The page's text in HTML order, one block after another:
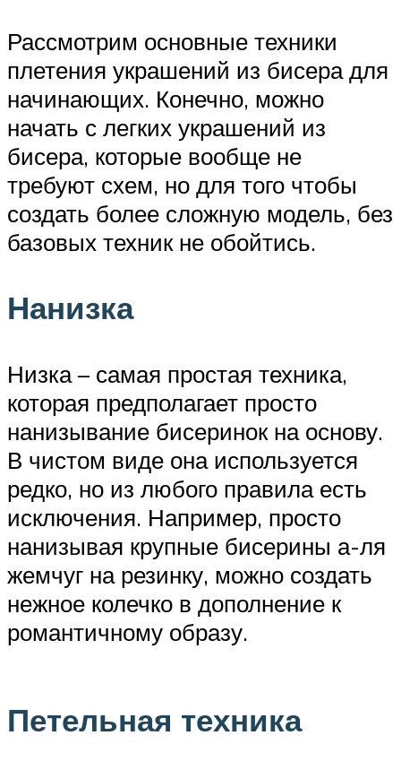
Рассмотрим основные техники
плетения украшений из бисера для
начинающих. Конечно, можно
начать с легких украшений из
бисера, которые вообще не
требуют схем, но для того чтобы
создать более сложную модель, без
базовых техник не обойтись.
Нанизка
Низка – самая простая техника,
которая предполагает просто
нанизывание бисеринок на основу.
В чистом виде она используется
редко, но из любого правила есть
исключения. Например, просто
нанизывая крупные бисерины а-ля
жемчуг на резинку, можно создать
нежное колечко в дополнение к
романтичному образу.
Петельная техника